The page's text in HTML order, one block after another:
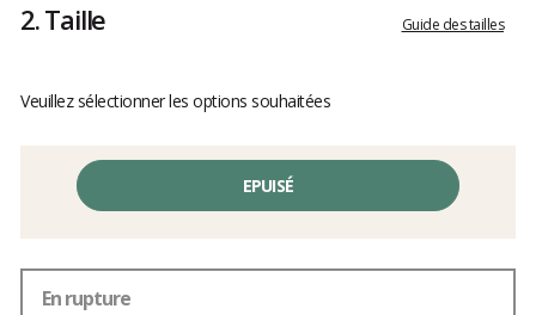
2.Taille Guide des tailles
Veuillez sélectionner les options souhaitées
EPUISÉ
En rupture